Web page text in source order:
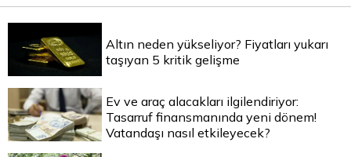
Altın neden yükseliyor? Fiyatları yukarı
taşıyan 5 kritik gelişme
Ev ve araç alacakları ilgilendiriyor:
Tasarruf finansmanında yeni dönem!
Vatandaşı nasıl etkileyecek?